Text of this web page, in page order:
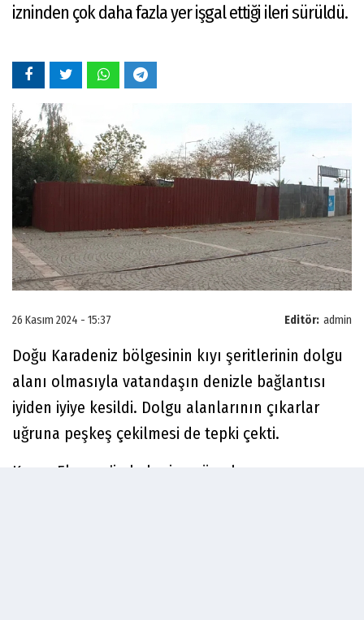
izninden çok daha fazla yer işgal ettiği ileri sürüldü.
Editör: admin
26 Kasım 2024 - 15:37
Doğu Karadeniz bölgesinin kıyı şeritlerinin dolgu
alanı olmasıyla vatandaşın denizle bağlantısı
iyiden iyiye kesildi. Dolgu alanlarının çıkarlar
uğruna peşkeş çekilmesi de tepki çekti.
Kuzey Ekspres’in haberine göre; bunun son